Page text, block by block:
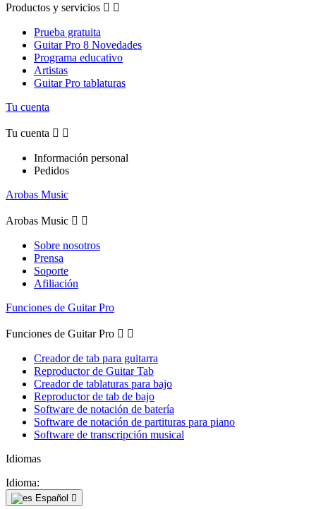
Productos y servicios  
Prueba gratuita
Guitar Pro 8 Novedades
Programa educativo
Artistas
Guitar Pro tablaturas
Tu cuenta
Tu cuenta  
Información personal
Pedidos
Arobas Music
Arobas Music  
Sobre nosotros
Prensa
Soporte
Afiliación
Funciones de Guitar Pro
Funciones de Guitar Pro  
Creador de tab para guitarra
Reproductor de Guitar Tab
Creador de tablaturas para bajo
Reproductor de tab de bajo
Software de notación de batería
Software de notación de partituras para piano
Software de transcripción musical
Idiomas
Idioma:
Español 